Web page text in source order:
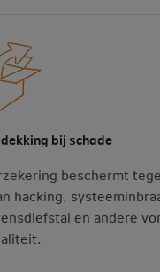
bij schade
beschermt
hacking,
en andere